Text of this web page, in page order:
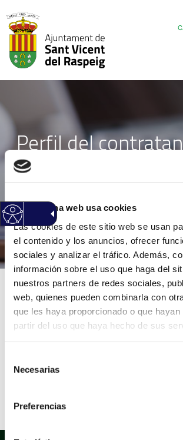
Esta página web usa cookies
Las cookies de este sitio web se usan
el contenido y los anuncios, ofrecer
sociales y analizar el tráfico. Además,
información sobre el uso que haga del
nuestros partners de redes sociales,
web, quienes pueden combinarla con
que les haya proporcionado o que hayan
partir del uso que haya hecho de sus
Necesarias
Preferencias
Perfil del
Junta de
Vicente del
Inicio /Áreas Municipales/
contratante de la Junta de Gobierno de
Raspeig
Plataforma de Contratación del